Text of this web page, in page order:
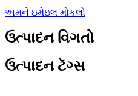
અમને ઇમેઇલ મોકલો
ઉત્પાદન વિગતો
ઉત્પાદન ટૅગ્સ